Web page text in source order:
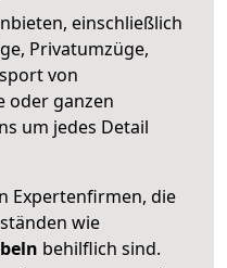
einschließlich
Privatumzüge,
von
oder ganzen
um jedes Detail
Expertenfirmen, die
wie
behilflich sind.